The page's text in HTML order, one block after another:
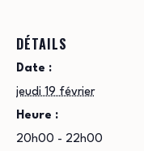
DÉTAILS
Date :
jeudi 19 février
Heure :
20h00 - 22h00